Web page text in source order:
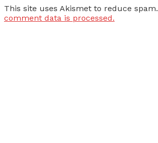
This site uses Akismet to reduce spam.
comment data is processed.